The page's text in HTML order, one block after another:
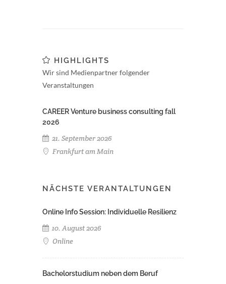
HIGHLIGHTS
Wir sind Medienpartner folgender
Veranstaltungen
CAREER Venture business consulting fall
2026
21. September 2026
Frankfurt am Main
NÄCHSTE VERANTALTUNGEN
Online Info Session: Individuelle Resilienz
10. August 2026
Online
Bachelorstudium neben dem Beruf